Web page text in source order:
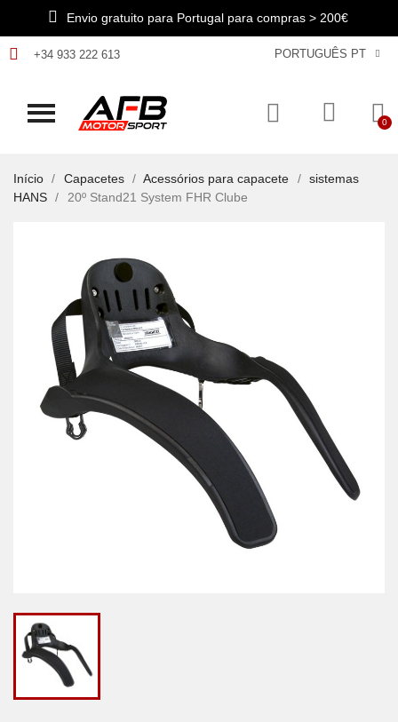
Envio gratuito para Portugal para compras > 200€
+34 933 222 613 PORTUGUÊS PT
Início Capacetes Acessórios para capacete
sistemas
HANS
20º Stand21 System FHR Clube